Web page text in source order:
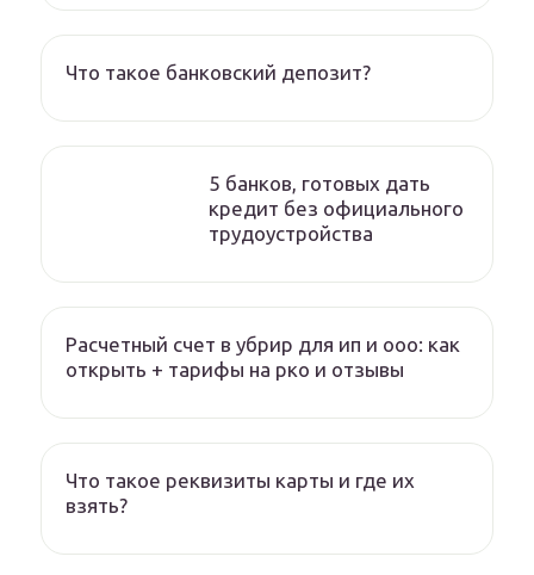
Что такое банковский депозит?
5 банков, готовых дать
кредит без официального
трудоустройства
Расчетный счет в убрир для ип и ооо: как
открыть + тарифы на рко и отзывы
Что такое реквизиты карты и где их
взять?